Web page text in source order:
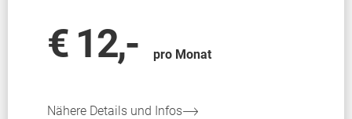
€ 12,- pro Monat
Nähere Details und Infos